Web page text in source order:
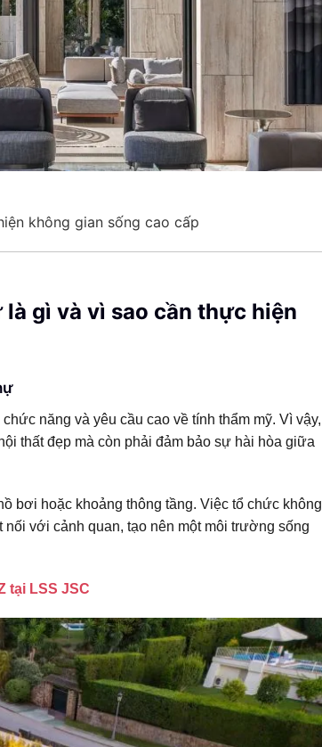
không gian sống cao cấp
gì và vì sao cần thực hiện
năng và yêu cầu cao về tính thẩm mỹ. Vì vậy,
thất đẹp mà còn phải đảm bảo sự hài hòa giữa
bơi hoặc khoảng thông tầng. Việc tổ chức không
với cảnh quan, tạo nên một môi trường sống
tại LSS JSC